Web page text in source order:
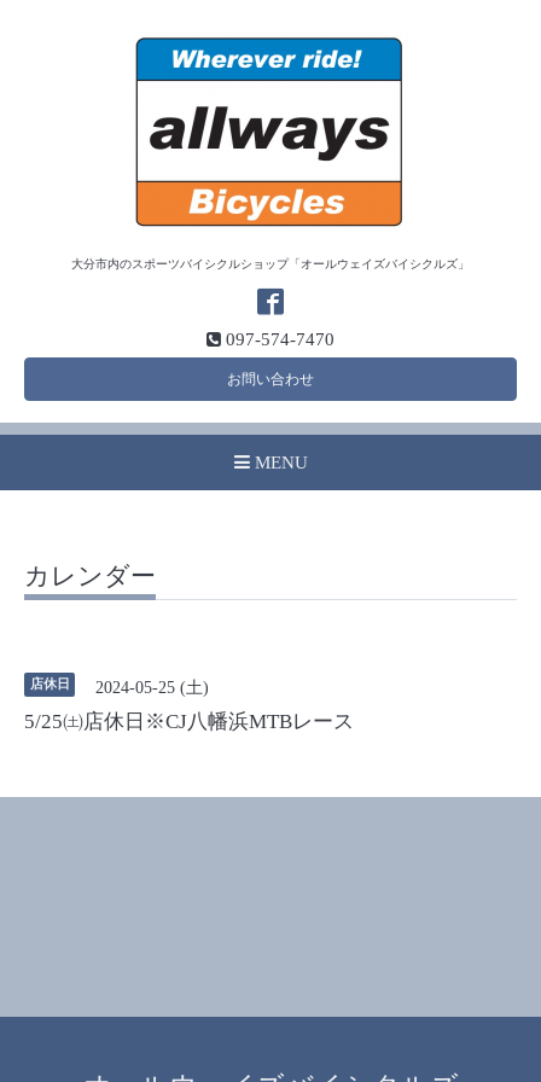
大分市内のスポーツバイシクルショップ「オールウェイズバイシクルズ」
097-574-7470
お問い合わせ
MENU
カレンダー
店休日 2024-05-25 (土)
5/25㈯店休日※CJ八幡浜MTBレース